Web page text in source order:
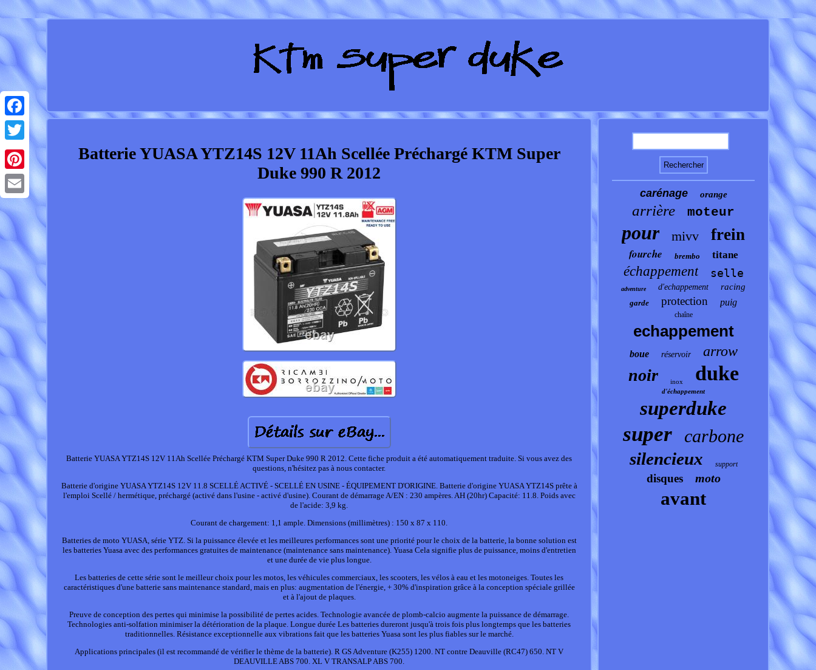
Facebook
Twitter
Pinterest
Email
Batterie YUASA YTZ14S 12V 11Ah Scellée Préchargé KTM Super
Duke 990 R 2012
Batterie YUASA YTZ14S 12V 11Ah Scellée Préchargé KTM Super Duke 990 R 2012. Cette fiche produit a été automatiquement traduite. Si vous avez des
questions, n'hésitez pas à nous contacter.
Batterie d'origine YUASA YTZ14S 12V 11.8 SCELLÉ ACTIVÉ - SCELLÉ EN USINE - ÉQUIPEMENT D'ORIGINE. Batterie d'origine YUASA YTZ14S prête à
l'emploi Scellé / hermétique, préchargé (activé dans l'usine - activé d'usine). Courant de démarrage A/EN : 230 ampères. AH (20hr) Capacité: 11.8. Poids avec
de l'acide: 3,9 kg.
Courant de chargement: 1,1 ample. Dimensions (millimètres) : 150 x 87 x 110.
Batteries de moto YUASA, série YTZ. Si la puissance élevée et les meilleures performances sont une priorité pour le choix de la batterie, la bonne solution est
les batteries Yuasa avec des performances gratuites de maintenance (maintenance sans maintenance). Yuasa Cela signifie plus de puissance, moins d'entretien
et une durée de vie plus longue.
Les batteries de cette série sont le meilleur choix pour les motos, les véhicules commerciaux, les scooters, les vélos à eau et les motoneiges. Toutes les
caractéristiques d'une batterie sans maintenance standard, mais en plus: augmentation de l'énergie, + 30% d'inspiration grâce à la conception spéciale grillée
et à l'ajout de plaques.
Preuve de conception des pertes qui minimise la possibilité de pertes acides. Technologie avancée de plomb-calcio augmente la puissance de démarrage.
Technologies anti-solfation minimiser la détérioration de la plaque. Longue durée Les batteries dureront jusqu'à trois fois plus longtemps que les batteries
traditionnelles. Résistance exceptionnelle aux vibrations fait que les batteries Yuasa sont les plus fiables sur le marché.
Applications principales (il est recommandé de vérifier le thème de la batterie). R GS Adventure (K255) 1200. NT contre Deauville (RC47) 650. NT V
DEAUVILLE ABS 700. XL V TRANSALP ABS 700.
carénage orange
arrière moteur
pour mivv frein
fourche brembo titane
échappement selle
adventure d'echappement racing
garde protection puig
chaîne
echappement
boue réservoir arrow
noir inox duke
d'échappement
superduke
super carbone
silencieux support
disques moto
avant